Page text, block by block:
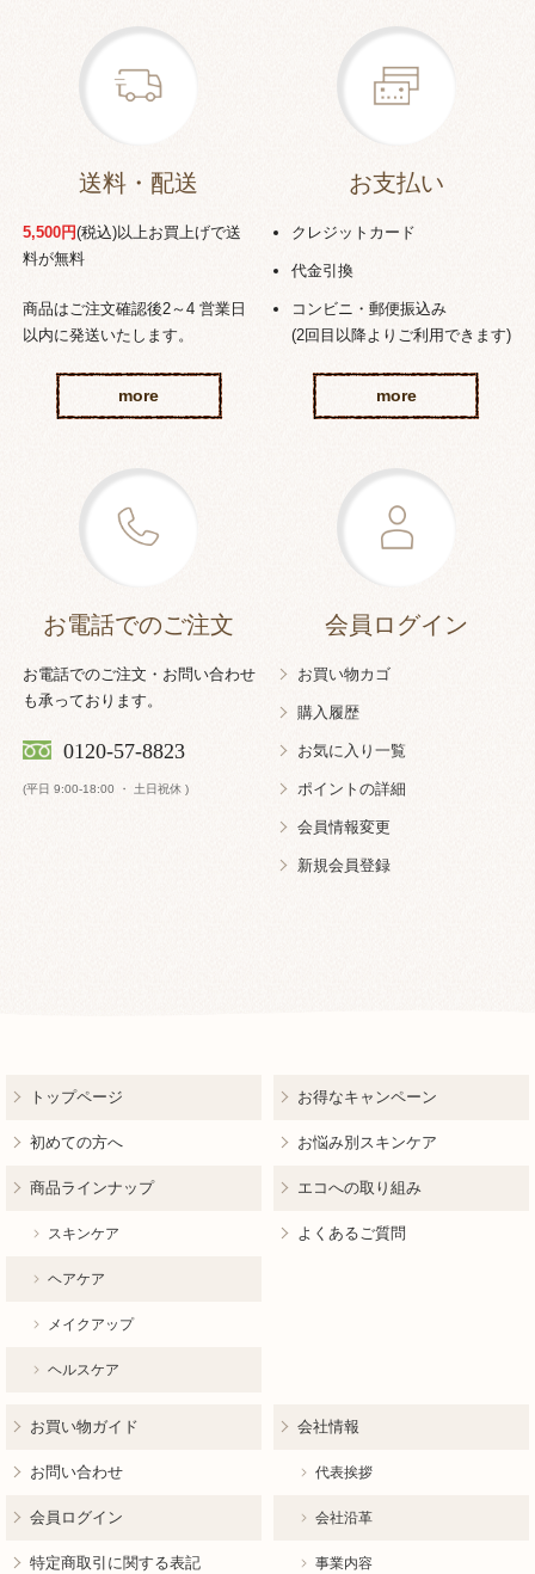
送料・配送
5,500円(税込)以上お買上げで送
料が無料
商品はご注文確認後2～4 営業日
以内に発送いたします。
more
お支払い
クレジットカード
代金引換
コンビニ・郵便振込み
(2回目以降よりご利用できます)
more
お電話でのご注文
お電話でのご注文・お問い合わせ
も承っております。
0120-57-8823
(平日 9:00-18:00 ・ 土日祝休 )
会員ログイン
お買い物カゴ
購入履歴
お気に入り一覧
ポイントの詳細
会員情報変更
新規会員登録
トップページ
初めての方へ
商品ラインナップ
スキンケア
ヘアケア
メイクアップ
ヘルスケア
お得なキャンペーン
お悩み別スキンケア
エコへの取り組み
よくあるご質問
お買い物ガイド
お問い合わせ
会員ログイン
特定商取引に関する表記
会社情報
代表挨拶
会社沿革
事業内容